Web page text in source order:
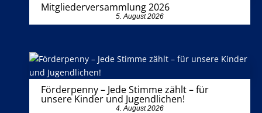
Mitgliederversammlung 2026
5. August 2026
Förderpenny – Jede Stimme zählt – für
unsere Kinder und Jugendlichen!
4. August 2026